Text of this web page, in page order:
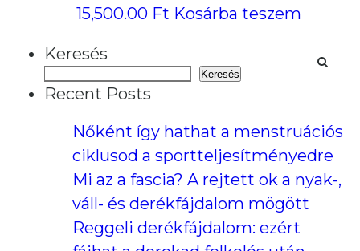
15,500.00 Ft Kosárba teszem
Keresés
Keresés
Recent Posts
Nőként így hathat a menstruációs
ciklusod a sportteljesítményedre
Mi az a fascia? A rejtett ok a nyak-,
váll- és derékfájdalom mögött
Reggeli derékfájdalom: ezért